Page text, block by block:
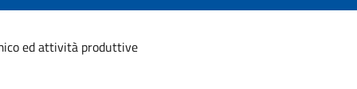
ed attività produttive